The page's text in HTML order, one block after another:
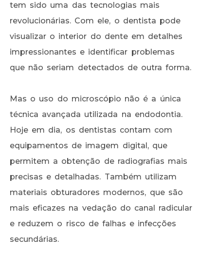
tem sido uma das tecnologias mais
revolucionárias. Com ele, o dentista pode
visualizar o interior do dente em detalhes
impressionantes e identificar problemas
que não seriam detectados de outra forma.
Mas o uso do microscópio não é a única
técnica avançada utilizada na endodontia.
Hoje em dia, os dentistas contam com
equipamentos de imagem digital, que
permitem a obtenção de radiografias mais
precisas e detalhadas. Também utilizam
materiais obturadores modernos, que são
mais eficazes na vedação do canal radicular
e reduzem o risco de falhas e infecções
secundárias.